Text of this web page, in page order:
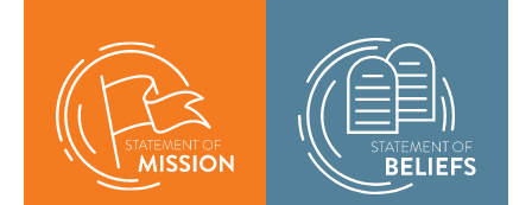
de Misión define
quiénes somos, por
qué existimos y
nuestra razón de ser.
Misión
las buenas nuevas de
vida en Cristo Jesús a
las personas de todas
partes y difundir el
mensaje de la
santidad bíblica por